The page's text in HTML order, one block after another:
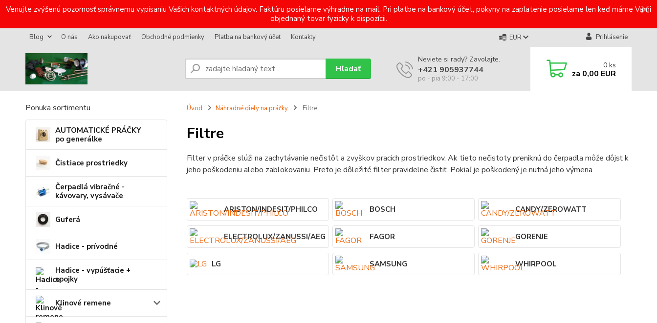
Venujte zvýšenú pozornosť správnemu vypísaniu Vašich kontaktných údajov. Faktúru posielame výhradne na mail. Pri platbe na bankový účet, pokyny na zaplatenie posielame len keď máme Vami
objednaný tovar fyzicky k dispozícii.
Blog O nás Ako nakupovať Obchodné podmienky Platba na bankový účet Kontakty EUR Prihlásenie
Hľadať
Neviete si rady? Zavolajte.
+421 905937744
po - pia 9:00 - 17:00
0 ks
za 0,00 EUR
Ponuka sortimentu
AUTOMATICKÉ PRÁČKY
po generálke
Čistiace prostriedky
Čerpadlá vibračné -
kávovary, vysávače
Guferá
Hadice - prívodné
Hadice - vypúšťacie +
spojky
Klinové remene
Úvod Náhradné diely na práčky Filtre
Filtre
Filter v práčke slúži na zachytávanie nečistôt a zvyškov pracích prostriedkov. Ak tieto nečistoty preniknú do čerpadla môže dôjsť k
jeho poškodeniu alebo zablokovaniu. Preto je dôležité filter pravidelne čistiť. Pokiaľ je poškodený je nutná jeho výmena.
ARISTON/INDESIT/PHILCO BOSCH CANDY/ZEROWATT
ELECTROLUX/ZANUSSI/AEG FAGOR GORENJE
LG SAMSUNG WHIRPOOL